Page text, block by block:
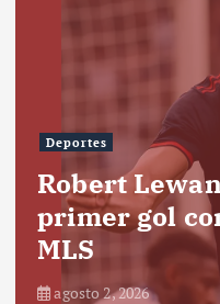
Deportes
Robert
primer gol
MLS
agosto 2, 2026